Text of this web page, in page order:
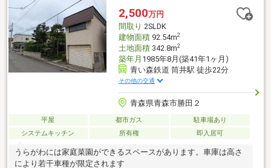
2,500万円
間取り 2SLDK
建物面積92.54m2
土地面積342.8m2
築年月 1985年8月(築41年1ヶ月)
青い森鉄道 筒井駅 徒歩22分
その他の交通
青森県青森市勝田２
平屋 都市ガス
駐車場あり
システムキッチン
所有権 即入居可
うらがわには家庭菜園ができるスペースがあります。車庫は高さ
により若干車種が限定されます